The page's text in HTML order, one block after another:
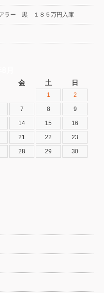
アラー 黒 １８５万円入庫
金 土 日
1 2
7 8 9
14 15 16
21 22 23
28 29 30